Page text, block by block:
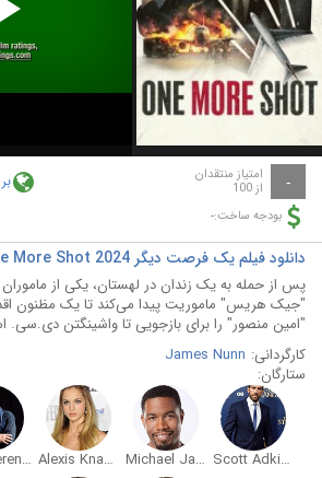
- امتیاز منتقدان
از 100
بودجه ساخت:-
دانلود فیلم یک فرصت دیگر One More Shot 2024 با دوبله فارسی
پس از حمله به یک زندان در لهستان، یکی از ماموران
"جیک هریس" ماموریت پیدا می‌کند تا یک مظنون
"امین منصور" را برای بازجویی تا واشینگتن دی.سی.
کارگردانی: James Nunn
ستارگان:
Scott Adkins
Michael Jai White
Alexis Knapp
Tom Berenger